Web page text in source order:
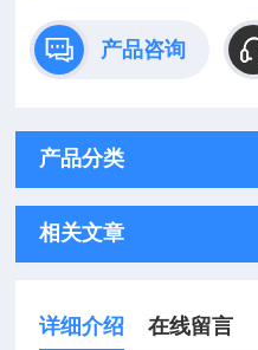
产品咨询
产品分类
相关文章
详细介绍 在线留言